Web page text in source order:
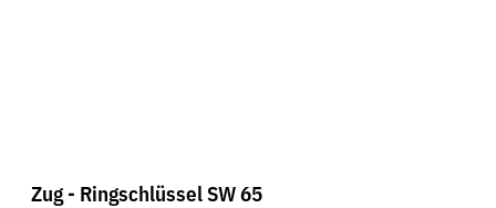
Zug - Ringschlüssel SW 65